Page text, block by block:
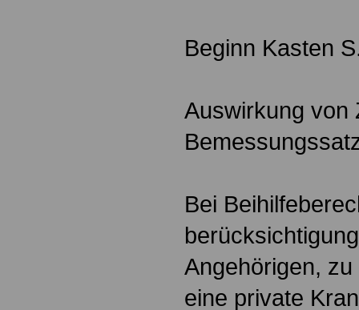
Beginn Kasten
Auswirkung von
Bei
Angehörigen,
eine private